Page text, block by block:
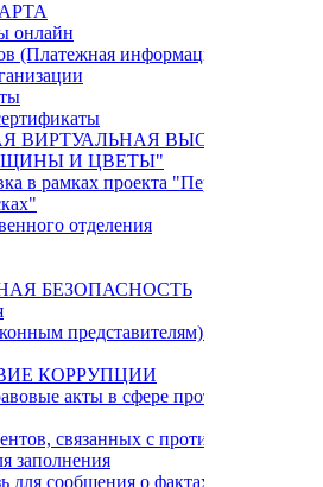
онлайн
(Платежная информация)
ВИРТУАЛЬНАЯ ВЫСТАВКА
И ЦВЕТЫ"
в рамках проекта "Пермь - Циндао.
отделения
БЕЗОПАСНОСТЬ
представителям) учащихся
КОРРУПЦИИ
акты в сфере противодействия
связанных с противодействием
заполнения
для сообщения о фактах коррупции